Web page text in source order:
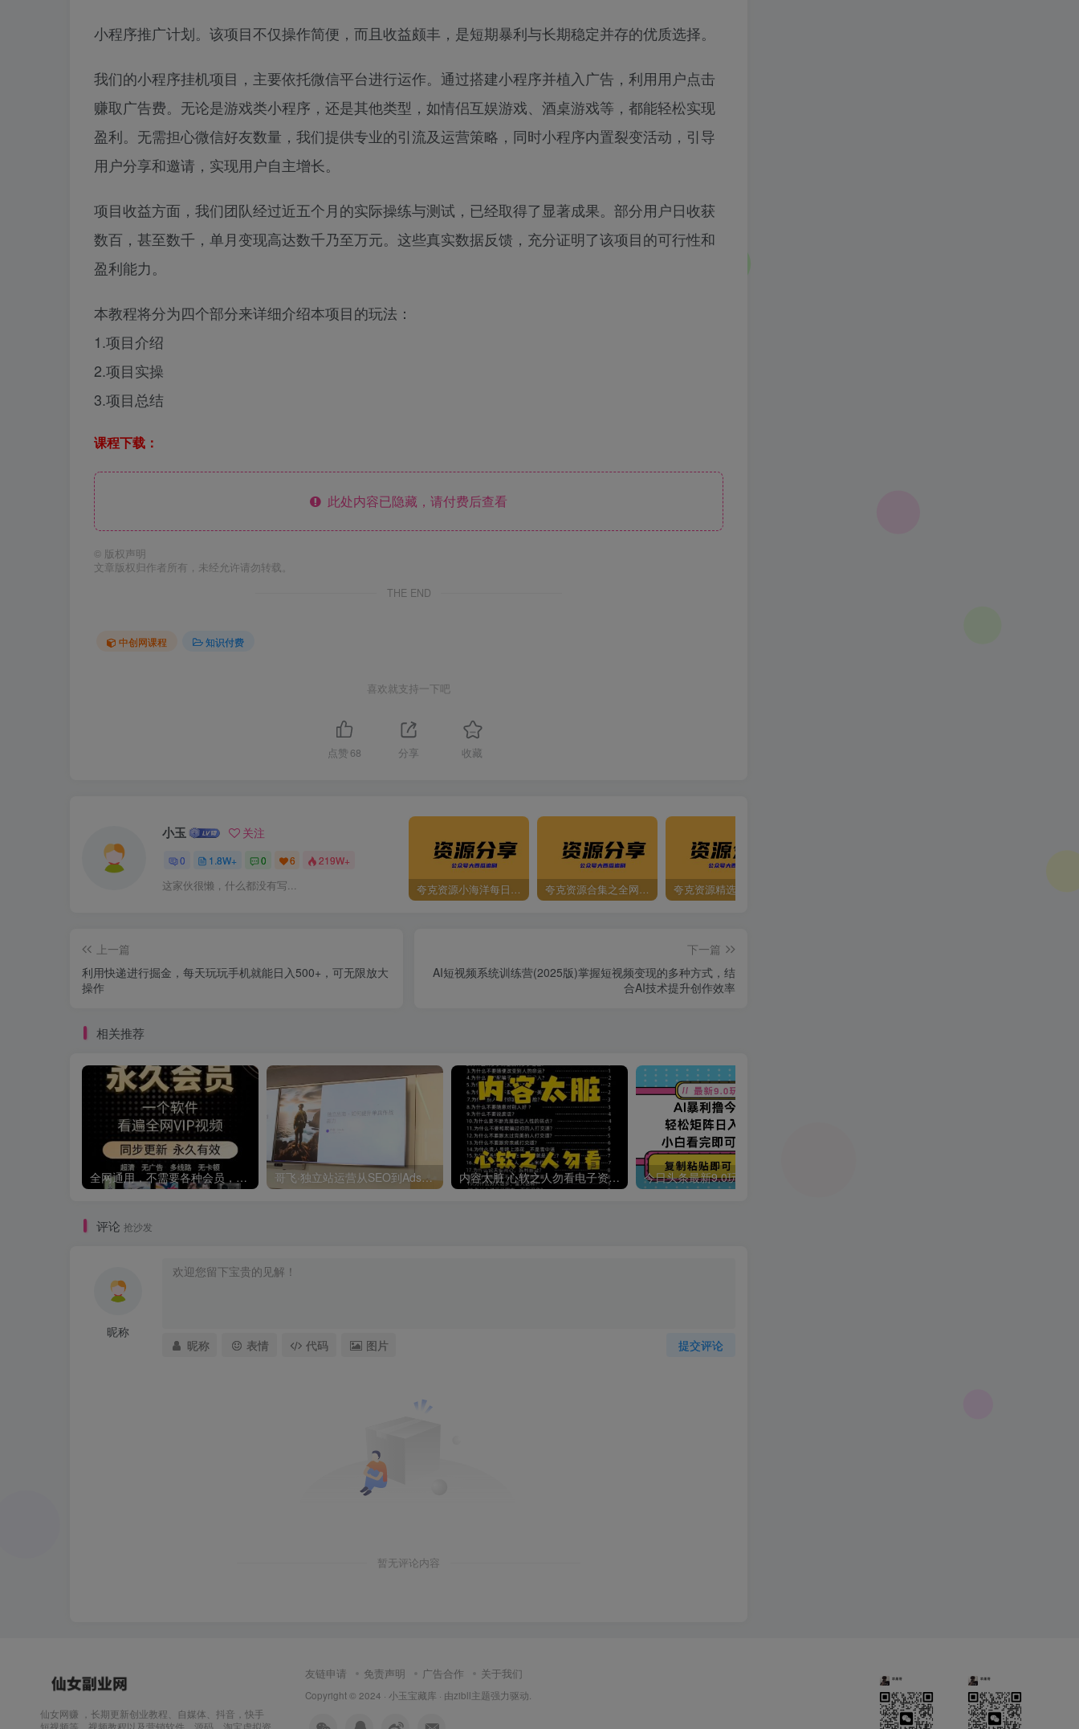
小程序推广计划。该项目不仅操作简便，而且收益颇丰，是短期暴利与长期稳定并存的优质选择。
我们的小程序挂机项目，主要依托微信平台进行运作。通过搭建小程序并植入广告，利用用户点击
赚取广告费。无论是游戏类小程序，还是其他类型，如情侣互娱游戏、酒桌游戏等，都能轻松实现
盈利。无需担心微信好友数量，我们提供专业的引流及运营策略，同时小程序内置裂变活动，引导
用户分享和邀请，实现用户自主增长。
项目收益方面，我们团队经过近五个月的实际操练与测试，已经取得了显著成果。部分用户日收获
数百，甚至数千，单月变现高达数千乃至万元。这些真实数据反馈，充分证明了该项目的可行性和
盈利能力。
本教程将分为四个部分来详细介绍本项目的玩法：
1.项目介绍
2.项目实操
3.项目总结
课程下载：
此处内容已隐藏，请付费后查看
© 版权声明
文章版权归作者所有，未经允许请勿转载。
THE END
中创网课程 知识付费
喜欢就支持一下吧
点赞 68 分享 收藏
小玉 关注
0 1.8W+ 0 6 219W+
这家伙很懒，什么都没有写... 夸克资源小海洋每日更新资源大汇总（持续更新） 夸克资源合集之全网影视 夸克资源精选资源
上一篇
利用快递进行掘金，每天玩玩手机就能日入500+，可无限放大
操作
下一篇
AI短视频系统训练营(2025版)掌握短视频变现的多种方式，结
合AI技术提升创作效率
相关推荐
全网通用，不需要各种会员，再也不缺电影看！！ 哥飞·独立站运营从SEO到Adsense全方位攻略 内容太脏 心软之人勿看电子资料pdf
评论 抢沙发
昵称
提交评论
昵称 表情 代码 图片
暂无评论内容
仙女网赚 ，长期更新创业教程、自媒体、抖音，快手
短视频等，视频教程以及营销软件、源码、淘宝虚拟资
友链申请 免责声明 广告合作 关于我们
Copyright © 2024 · 小玉宝藏库 · 由zibll主题强力驱动.